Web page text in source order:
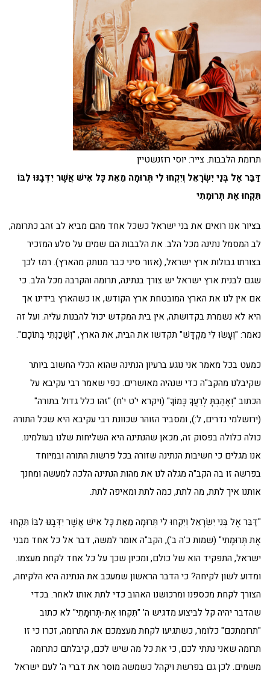
תרומת הלבבות. צייר: יוסי רוזנשטיין
דַּבֵּר אֶל בְּנֵי יִשְׂרָאֵל וְיִקְחוּ לִי תְּרוּמָה מֵאֵת כָּל אִישׁ אֲשֶׁר יִדְּבֶנּוּ לִבּוֹ
תִּקְחוּ אֶת תְּרוּמָתִי
בציור אנו רואים את בני ישראל כשכל אחד מהם מביא לב זהב כתרומה,
לב המסמל נתינה מכל הלב. את הלבבות הם שמים על סלע המזכיר
בצורתו גבולות ארץ ישראל, (אזור סיני כבר מנותק מהארץ). רמז לכך
שגם לבנית ארץ ישראל יש צורך בנתינה, תרומה והקרבה מכל הלב. כי
אם אין לנו את הארץ המובטחת ארץ הקודש, או כשהארץ בידינו אך
היא לא נשמרת בקדושתה, אין בית המקדש יכול להבנות עליה. ועל זה
נאמר: "וְעָשׂוּ לִי מִקְדָּשׁ" תקדשו את הבית, את הארץ, "וְשָׁכַנְתִּי בְּתוֹכָם".
כמעט בכל מאמר אני נוגע ברעיון הנתינה שהוא הכלי החשוב ביותר
שקיבלנו מהקב"ה כדי שנהיה מאושרים. כפי שאמר רבי עקיבא על
הכתוב "וְאָהַבְתָּ לְרֵעֲךָ כָּמוֹךָ" (ויקרא י'ט י'ח) "זהו כלל גדול בתורה"
(ירושלמי נדרים, ל:), ומסביר הזוהר שכוונת רבי עקיבא היא שכל התורה
כולה כלולה בפסוק זה, מכאן שהנתינה היא השליחות שלנו בעולמינו.
אנו מגלים כי חשיבות הנתינה שזורה בכל פרשות התורה ובמיוחד
בפרשה זו בה הקב"ה מגלה לנו את מהות הנתינה הלכה למעשה ומחנך
אותנו איך לתת, מה לתת, כמה לתת ומאיפה לתת.
"דַּבֵּר אֶל בְּנֵי יִשְׂרָאֵל וְיִקְחוּ לִי תְּרוּמָה מֵאֵת כָּל אִישׁ אֲשֶׁר יִדְּבֶנּוּ לִבּוֹ תִּקְחוּ
אֶת תְּרוּמָתִי" (שמות כ'ה ב'), הקב"ה אומר למשה, דבר אל כל אחד מבני
ישראל, התפקיד הוא של כולם, ומכיון שכך על כל אחד לקחת מעצמו.
ומדוע לשון לקיחה? כי הדבר הראשון שמעכב את הנתינה היא הלקיחה,
הצורך לקחת מכספנו ומרכושנו האהוב כדי לתת אותו לאחר. בכדי
שהדבר יהיה קל לביצוע מדגיש ה' "תִּקְחוּ אֶת-תְּרוּמָתִי" לא כתוב
"תרומתכם" כלומר, כשתגיעו לקחת מעצמכם את התרומה, זכרו כי זו
תרומה שאני נתתי לכם, כי את כל מה שיש לכם, קיבלתם כתרומה
משמים. לכן גם בפרשת ויקהל כשמשה מוסר את דברי ה' לעם ישראל